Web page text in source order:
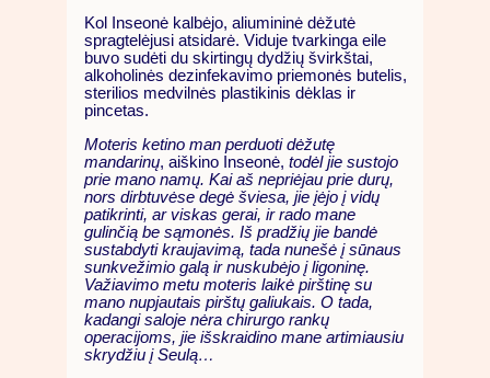
Kol Inseonė kalbėjo, aliumininė dėžutė
spragtelėjusi atsidarė. Viduje tvarkinga eile
buvo sudėti du skirtingų dydžių švirkštai,
alkoholinės dezinfekavimo priemonės butelis,
sterilios medvilnės plastikinis dėklas ir
pincetas.
Moteris ketino man perduoti dėžutę
mandarinų, aiškino Inseonė, todėl jie sustojo
prie mano namų. Kai aš nepriėjau prie durų,
nors dirbtuvėse degė šviesa, jie įėjo į vidų
patikrinti, ar viskas gerai, ir rado mane
gulinčią be sąmonės. Iš pradžių jie bandė
sustabdyti kraujavimą, tada nunešė į sūnaus
sunkvežimio galą ir nuskubėjo į ligoninę.
Važiavimo metu moteris laikė pirštinę su
mano nupjautais pirštų galiukais. O tada,
kadangi saloje nėra chirurgo rankų
operacijoms, jie išskraidino mane artimiausiu
skrydžiu į Seulą…